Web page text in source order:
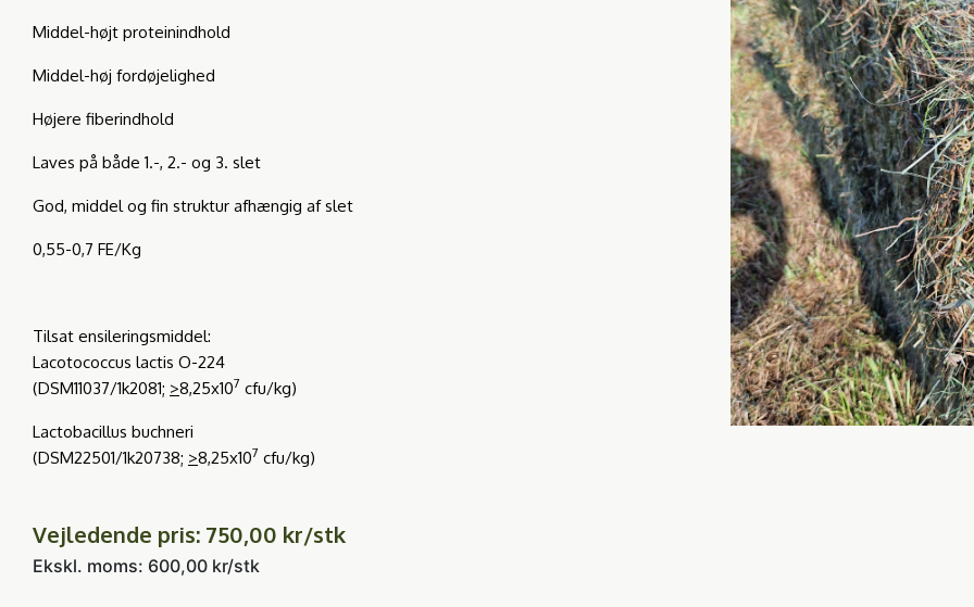
Middel-højt proteinindhold
Middel-høj fordøjelighed
Højere fiberindhold
Laves på både 1.-, 2.- og 3. slet
God, middel og fin struktur afhængig af slet
0,55-0,7 FE/Kg
Tilsat ensileringsmiddel:
Lacotococcus lactis O-224
(DSM11037/1k2081; >8,25x107 cfu/kg)
Lactobacillus buchneri
(DSM22501/1k20738; >8,25x107 cfu/kg)
Vejledende pris: 750,00 kr/stk
Ekskl. moms: 600,00 kr/stk